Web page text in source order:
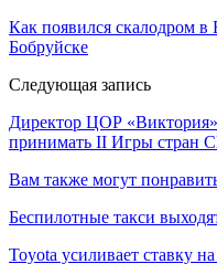
Как появился скалодром в
Бобруйске
Следующая запись
Директор ЦОР
принимать II Игры стран
Вам также могут
Беспилотные такси
Toyota усиливает ставку